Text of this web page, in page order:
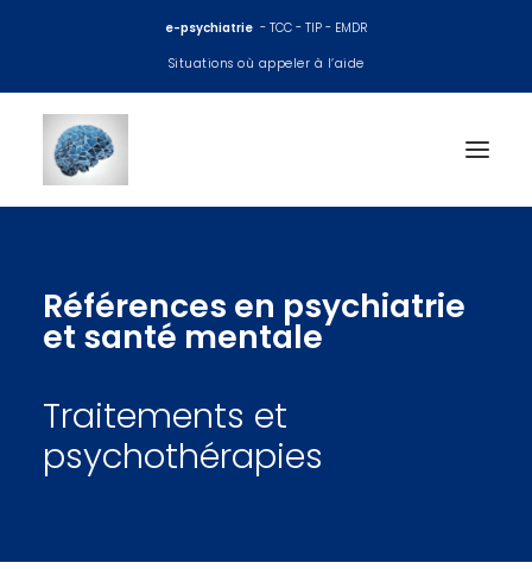
e-psychiatrie - TCC - TIP - EMDR
Situations où appeler à l’aide
Consultations psy
Thérapie interpersonnelle
Santé mentale
Références en psychiatrie
et santé mentale
Traitements et
psychothérapies